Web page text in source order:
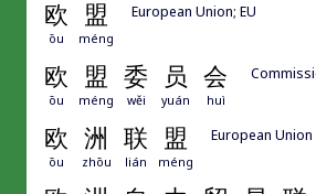
欧 盟
ōu méng
European Union; EU
欧 盟 委 员 会
ōu méng wěi yuán huì
欧 洲 联 盟
ōu zhōu lián méng
European Union